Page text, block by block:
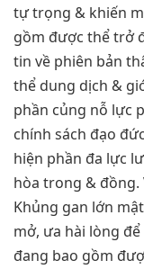
tự trọng & khiến
gồm được thể trở
tin về phiên bản
thể dung dịch &
phần củng nỗ lực
chính sách đạo
hiện phần đa lực
hòa trong & đồng.
Khủng gan lớn
mở, ưa hài lòng
đang bao gồm